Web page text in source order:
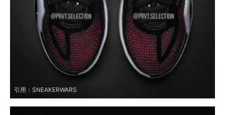
引用： SNEAKERWARS